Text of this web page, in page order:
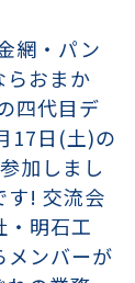
工
・
レ
ー
網・パン
らおまか
四代目デ
17日(土)の
加しまし
す! 交流会
・明石工
メンバーが